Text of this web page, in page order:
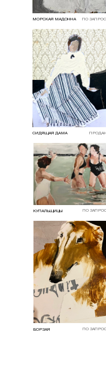
КУПАЛЬЩИЦЫ
МОРСКАЯ МАДОННА
БОРЗАЯ ПО
СИДЯЩАЯ ДАМА
ПО
ПО